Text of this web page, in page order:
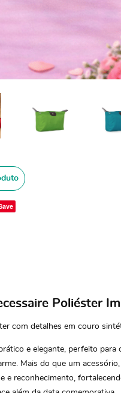
Poliéster
com detalhes em couro
e elegante, perfeito para
Mais do que um
e reconhecimento,